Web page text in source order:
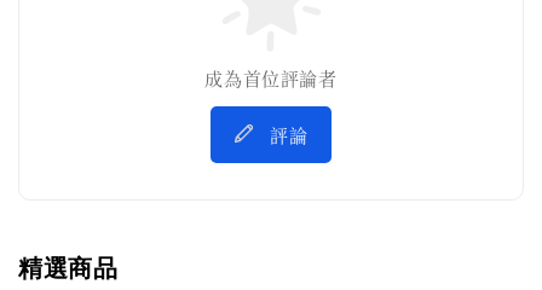
成為首位評論者
評論
精選商品